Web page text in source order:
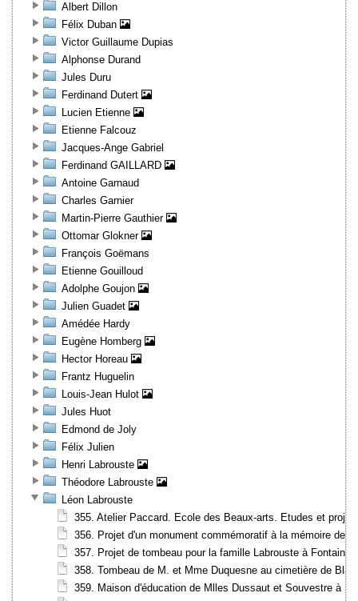
Albert Dillon
Félix Duban
Victor Guillaume Dupias
Alphonse Durand
Jules Duru
Ferdinand Dutert
Lucien Etienne
Etienne Falcouz
Jacques-Ange Gabriel
Ferdinand GAILLARD
Antoine Garnaud
Charles Garnier
Martin-Pierre Gauthier
Ottomar Glokner
François Goëmans
Etienne Gouilloud
Adolphe Goujon
Julien Guadet
Amédée Hardy
Eugène Homberg
Hector Horeau
Frantz Huguelin
Louis-Jean Hulot
Jules Huot
Edmond de Joly
Félix Julien
Henri Labrouste
Théodore Labrouste
Léon Labrouste
355. Atelier Paccard. Ecole des Beaux-arts. Etudes et
356. Projet d'un monument commémoratif à la mémoire des
357. Projet de tombeau pour la famille Labrouste à
358. Tombeau de M. et Mme Duquesne au cimetière de
359. Maison d'éducation de Mlles Dussaut et Souvestre à